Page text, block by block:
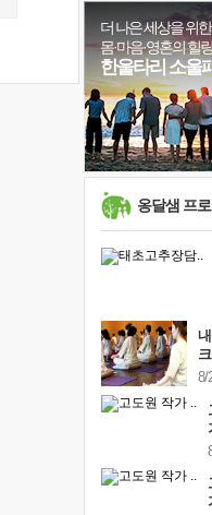
꿈이 실제가 되
'말 타는 법'을
졸업식 사진을
보고 싶은 어머
마음이 멈춰 버
못된 꼰대들
#계획
#힐링
#위
#독서캠프
#면역
#사람
#아이들
#친구
#비전캠프
#바이러스
#나눔
더 나은 세상을 위한
몸·마음·영혼의 힐
한울타리 소울
옹달샘 프
8/